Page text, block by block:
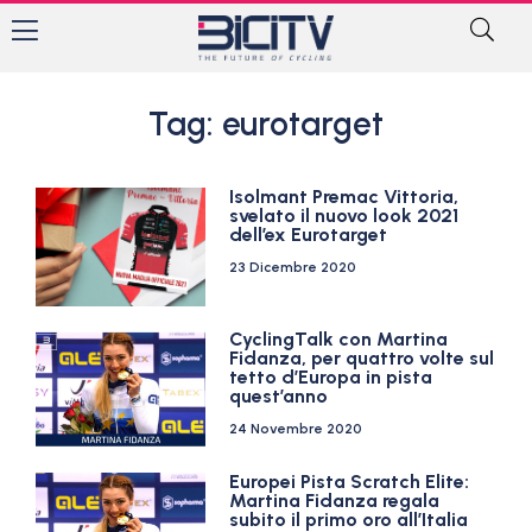
Tag: eurotarget
Isolmant Premac Vittoria,
svelato il nuovo look 2021
dell’ex Eurotarget
23 Dicembre 2020
CyclingTalk con Martina
Fidanza, per quattro volte sul
tetto d’Europa in pista
quest’anno
24 Novembre 2020
Europei Pista Scratch Elite:
Martina Fidanza regala
subito il primo oro all’Italia